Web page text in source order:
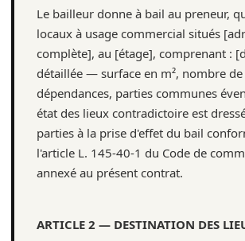
Le bailleur donne à bail au preneur,
locaux à usage commercial situés
complète], au [étage], comprenant :
détaillée — surface en m², nombre de
dépendances, parties communes
état des lieux contradictoire est
parties à la prise d'effet du bail
l'article L. 145-40-1 du Code de
annexé au présent contrat.
ARTICLE 2 — DESTINATION DES